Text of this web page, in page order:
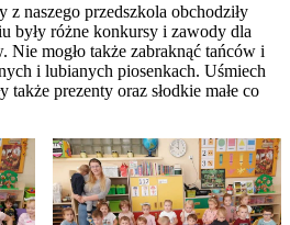
naszego przedszkola obchodziły
były różne konkursy i zawody dla
Nie mogło także zabraknąć tańców i
i lubianych piosenkach. Uśmiech
także prezenty oraz słodkie małe co